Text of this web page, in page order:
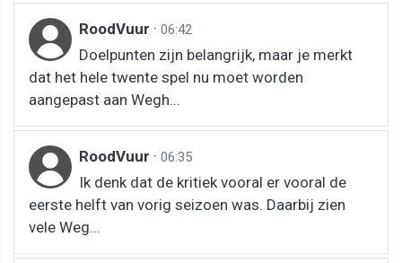
RoodVuur · 06:42
Doelpunten zijn belangrijk, maar je merkt
dat het hele twente spel nu moet worden
aangepast aan Wegh...
RoodVuur · 06:35
Ik denk dat de kritiek vooral er vooral de
eerste helft van vorig seizoen was. Daarbij zien
vele Weg...